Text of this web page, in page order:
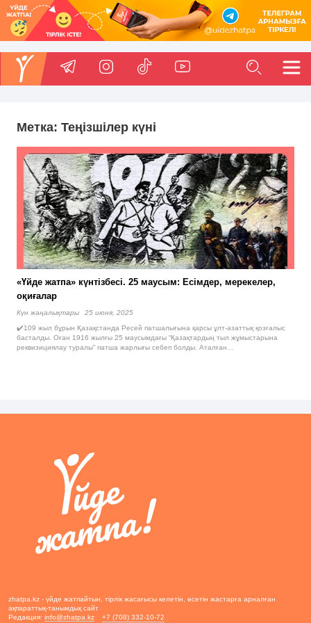
Метка: Теңізшілер күні
«Үйде жатпа» күнтізбесі. 25 маусым: Есімдер, мерекелер,
оқиғалар
Күн жаңалықтары
25 июня, 2025
✔️109 жыл бұрын Қазақстанда Ресей патшалығына қарсы ұлт-азаттық қозғалыс
басталды. Оған 1916 жылғы 25 маусымдағы “Қазақтардың тыл жұмыстарына
реквизициялау туралы” патша жарлығы себеп болды. Аталған…
zhatpa.kz - үйде жатпайтын, тірлік жасағысы келетін, өсетін жастарға арналған
ақпараттық-танымдық сайт
Редакция: info@zhatpa.kz
+7 (708) 332-10-72